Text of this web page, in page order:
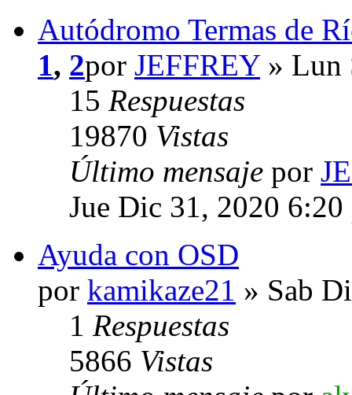
Autódromo Termas de
1, 2por JEFFREY» Lun
15 Respuestas
19870 Vistas
Último mensaje por
Jue Dic 31, 2020 6:20
Ayuda con OSD
por kamikaze21 » Sab
1 Respuestas
5866 Vistas